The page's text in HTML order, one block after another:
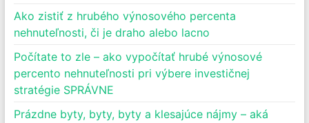
Ako zistiť z hrubého výnosového percenta
nehnuteľnosti, či je draho alebo lacno
Počítate to zle – ako vypočítať hrubé výnosové
percento nehnuteľnosti pri výbere investičnej
stratégie SPRÁVNE
Prázdne byty, byty, byty a klesajúce nájmy – aká